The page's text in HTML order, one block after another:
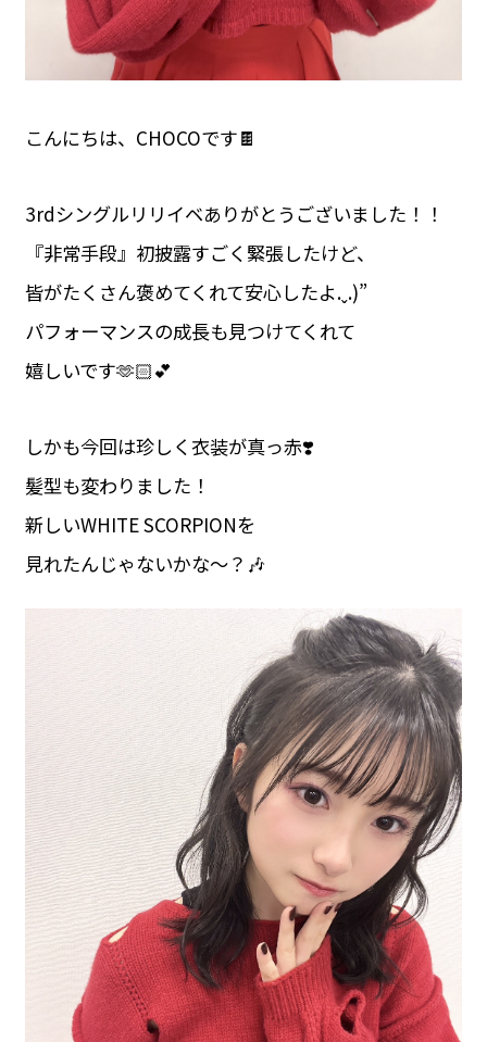
こんにちは、CHOCOです🍫
3rdシングルリリイベありがとうございました！！
『非常手段』初披露すごく緊張したけど、
皆がたくさん褒めてくれて安心したよ.ˬ.)”
パフォーマンスの成長も見つけてくれて
嬉しいです🫶🏻💕
しかも今回は珍しく衣装が真っ赤❣️
髪型も変わりました！
新しいWHITE SCORPIONを
見れたんじゃないかな～？🎶